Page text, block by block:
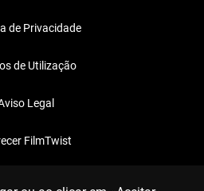
de Privacidade
de Utilização
Legal
FilmTwist